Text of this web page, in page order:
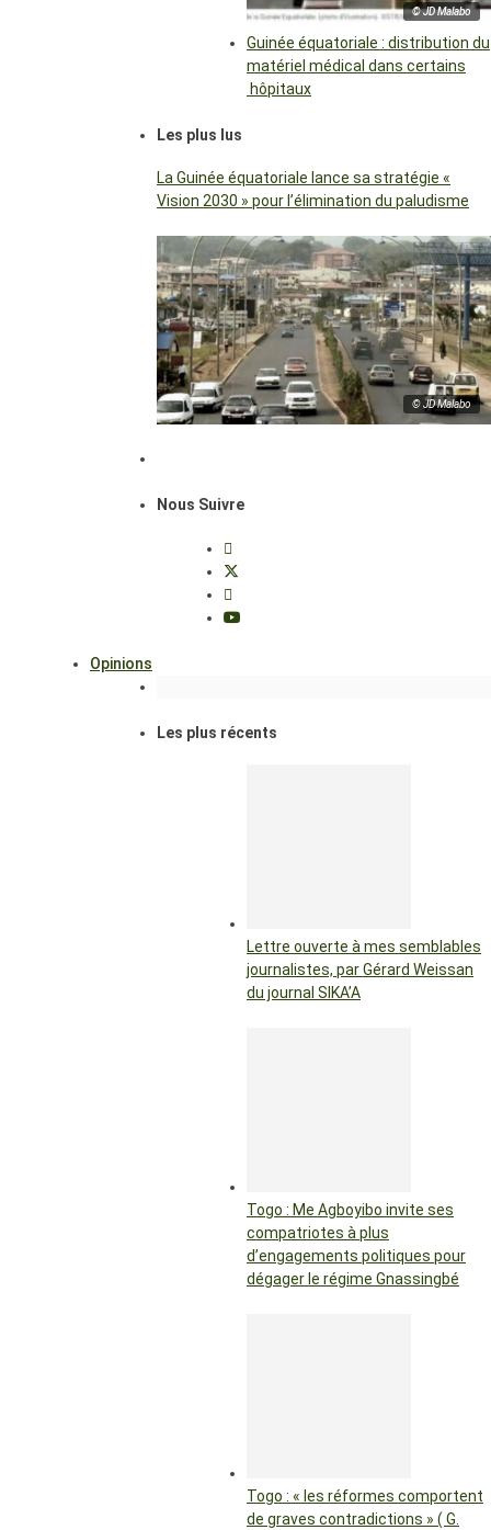
© JD Malabo
Guinée équatoriale : distribution du
matériel médical dans certains
hôpitaux
Les plus lus
La Guinée équatoriale lance sa stratégie «
Vision 2030 » pour l’élimination du paludisme
© JD Malabo
Nous Suivre
Opinions
Les plus récents
Lettre ouverte à mes semblables
journalistes, par Gérard Weissan
du journal SIKA’A
Togo : Me Agboyibo invite ses
compatriotes à plus
d’engagements politiques pour
dégager le régime Gnassingbé
Togo : « les réformes comportent
de graves contradictions » ( G.